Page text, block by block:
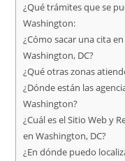
¿Qué trámites que se
Washington:
¿Cómo sacar una cita
Washington, DC?
¿Qué otras zonas
¿Dónde están las
Washington?
¿Cuál es el Sitio Web y
en Washington, DC?
¿En dónde puedo